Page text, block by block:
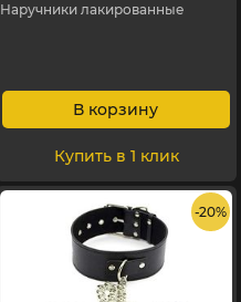
Наручники лакированные
В корзину
Купить в 1 клик
- 20%